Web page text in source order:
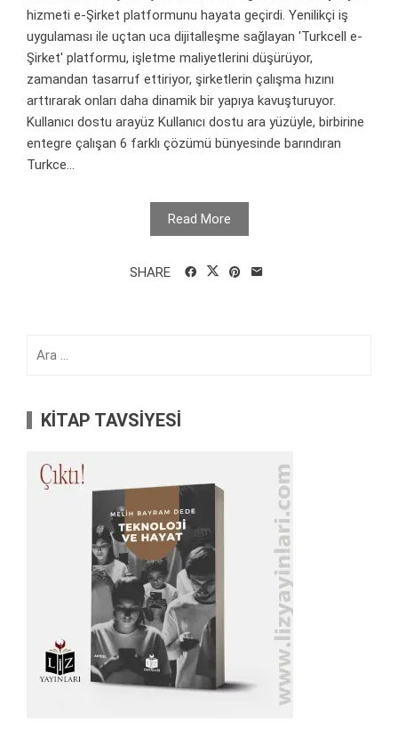
hizmeti e-Şirket platformunu hayata geçirdi. Yenilikçi iş
uygulaması ile uçtan uca dijitalleşme sağlayan 'Turkcell e-
Şirket' platformu, işletme maliyetlerini düşürüyor,
zamandan tasarruf ettiriyor, şirketlerin çalışma hızını
arttırarak onları daha dinamik bir yapıya kavuşturuyor.
Kullanıcı dostu arayüz Kullanıcı dostu ara yüzüyle, birbirine
entegre çalışan 6 farklı çözümü bünyesinde barındıran
Turkce...
Read More
SHARE
KİTAP TAVSİYESİ